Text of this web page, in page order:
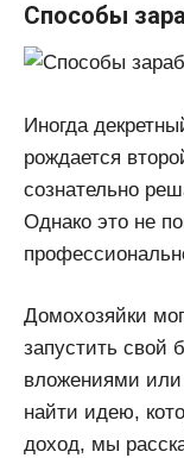
Способы
Иногда
рождается
сознательно
Однако это не
Домохозяйки
запустить свой
вложениями или
найти идею,
доход, мы